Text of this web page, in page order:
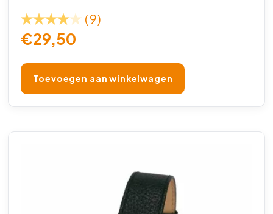
(9)
€29,50
Toevoegen aan winkelwagen